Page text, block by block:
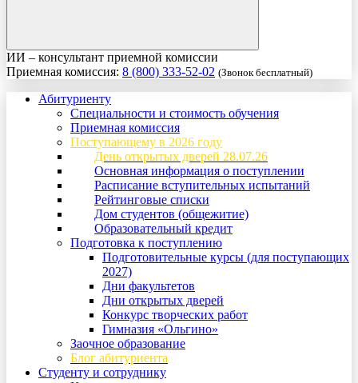
ИИ – консультант приемной комиссии
Приемная комиссия: 8 (800) 333-52-02 (Звонок бесплатный)
Абитуриенту
Специальности и стоимость обучения
Приемная комиссия
Поступающему в 2026 году
День открытых дверей 28.07.26
Основная информация о поступлении
Расписание вступительных испытаний
Рейтинговые списки
Дом студентов (общежитие)
Образовательный кредит
Подготовка к поступлению
Подготовительные курсы (для поступающих
2027)
Дни факультетов
Дни открытых дверей
Конкурс творческих работ
Гимназия «Ольгино»
Заочное образование
Блог абитуриента
Студенту и сотруднику